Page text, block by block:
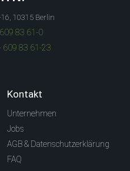
10315 Berlin
83 61-0
609 83 61-23
Kontakt
Unternehmen
Jobs
AGB & Datenschutzerklärung
FAQ